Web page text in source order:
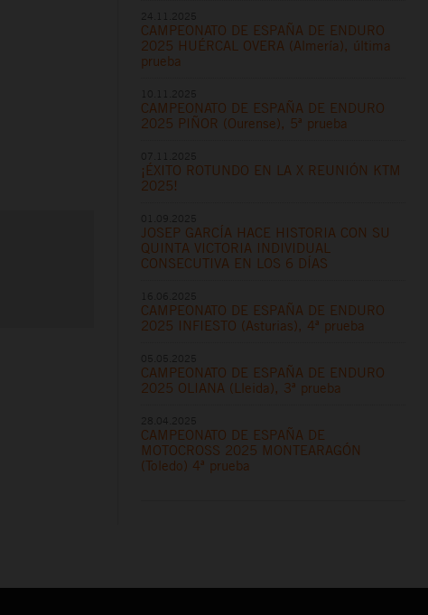
CAMPEONATO DE ESPAÑA DE ENDURO
2025 HUÉRCAL OVERA (Almería), última
prueba
CAMPEONATO DE ESPAÑA DE ENDURO
2025 PIÑOR (Ourense), 5ª prueba
¡ÉXITO ROTUNDO EN LA X REUNIÓN KTM
2025!
JOSEP GARCÍA HACE HISTORIA CON SU
QUINTA VICTORIA INDIVIDUAL
CONSECUTIVA EN LOS 6 DÍAS
CAMPEONATO DE ESPAÑA DE ENDURO
2025 INFIESTO (Asturias), 4ª prueba
CAMPEONATO DE ESPAÑA DE ENDURO
2025 OLIANA (Lleida), 3ª prueba
CAMPEONATO DE ESPAÑA DE
MOTOCROSS 2025 MONTEARAGÓN
(Toledo) 4ª prueba